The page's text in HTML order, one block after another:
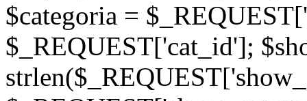
$categoria =
$_REQUEST['cat_id'];